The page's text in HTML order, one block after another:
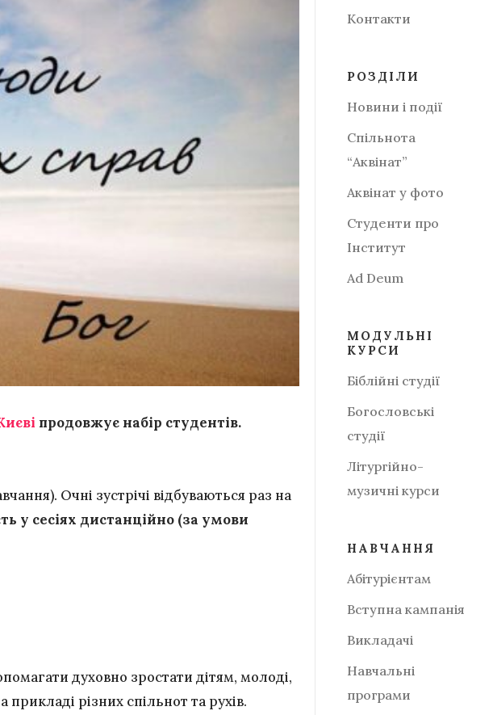
продовжує набір студентів.
Очні зустрічі відбуваються раз на
у сесіях дистанційно (за умови
духовно зростати дітям, молоді,
різних спільнот та рухів.
Контакти
РОЗДІЛИ
Новини і події
Спільнота
“Аквінат”
Аквінат у фото
Студенти про
Інститут
Аd Deum
МОДУЛЬНІ
КУРСИ
Біблійні студії
Богословські
студії
Літургійно-
музичні курси
НАВЧАННЯ
Абітурієнтам
Вступна кампанія
Викладачі
Навчальні
програми